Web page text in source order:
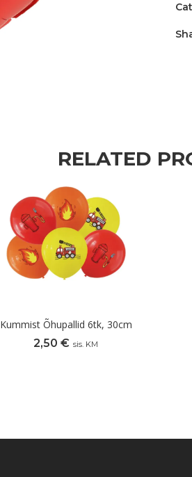
RELATED
Kummist Õhupallid 6tk, 30cm
2,50 € sis. KM